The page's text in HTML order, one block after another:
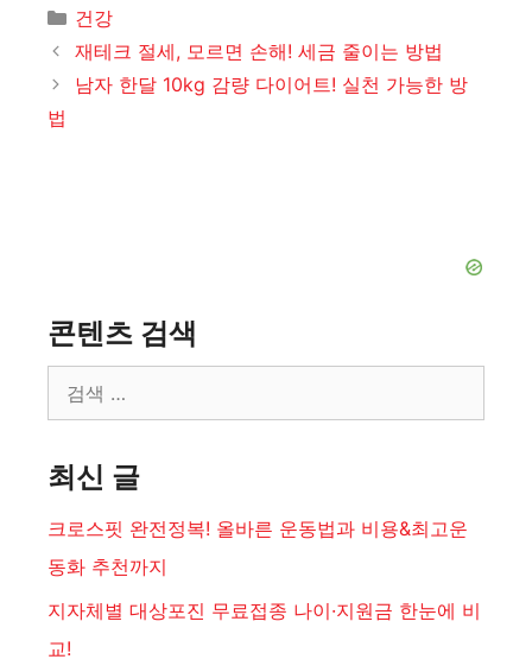
카
테
리
건강
재테크 절세, 모르면 손해! 세금 줄이는 방법
남자 한달 10kg 감량 다이어트! 실천 가능한 방
법
콘텐츠 검색
색:
최신 글
크로스핏 완전정복! 올바른 운동법과 비용&최고운
동화 추천까지
지자체별 대상포진 무료접종 나이·지원금 한눈에 비
교!